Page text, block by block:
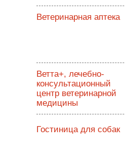
Ветеринарная аптека
Ветта+, лечебно-
консультационный
центр ветеринарной
медицины
Гостиница для собак